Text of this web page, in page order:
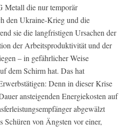
Metall die nur temporär
den Ukraine-Krieg und die
sie die langfristigen Ursachen der
der Arbeitsproduktivität und der
– in gefährlicher Weise
dem Schirm hat. Das hat
Denn in dieser Krise
ansteigenden Energiekosten auf
abgewälzt
Schüren von Ängsten vor einer,